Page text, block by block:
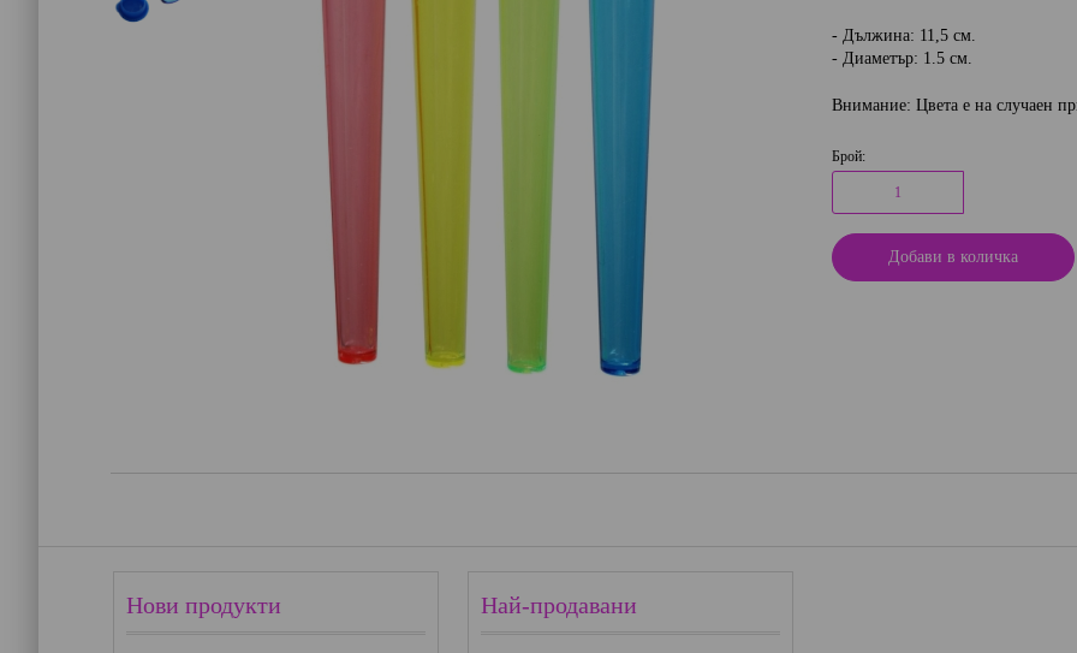
- Дължина: 11,5 см.
- Диаметър: 1.5 см.
Внимание: Цвета е на случаен
Брой:
Нови продукти Най-продавани